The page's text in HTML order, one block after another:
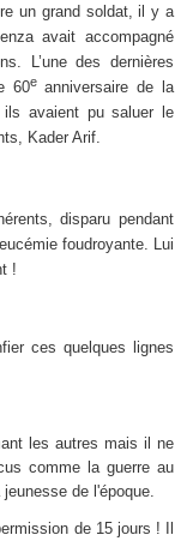
un grand soldat, il y a
avait accompagné
L’une des dernières
60eanniversaire de la
ils avaient pu saluer le
Kader Arif.
disparu pendant
foudroyante. Lui
!
ces quelques lignes
les autres mais il ne
comme la guerre au
de l'époque.
de 15 jours ! Il